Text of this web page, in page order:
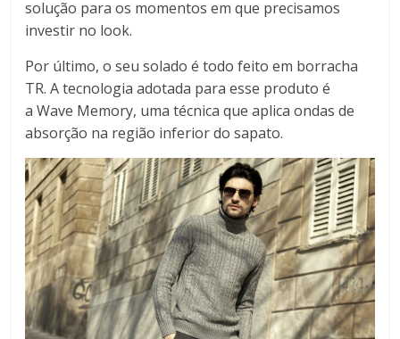
solução para os momentos em que precisamos
investir no look.
Por último, o seu solado é todo feito em borracha
TR. A tecnologia adotada para esse produto é
a Wave Memory, uma técnica que aplica ondas de
absorção na região inferior do sapato.